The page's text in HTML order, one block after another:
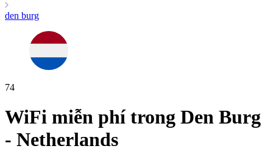
den burg
74
WiFi miễn phí trong Den Burg
- Netherlands